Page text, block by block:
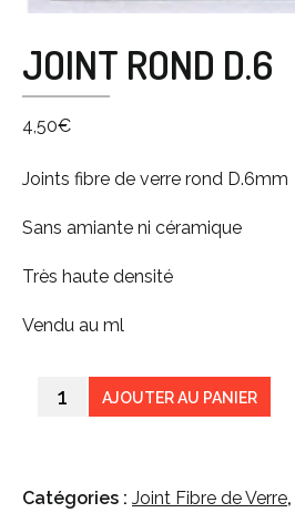
JOINT ROND D.6
4,50€
Joints fibre de verre rond D.6mm
Sans amiante ni céramique
Très haute densité
Vendu au ml
AJOUTER AU PANIER
Catégories : Joint Fibre de Verre,